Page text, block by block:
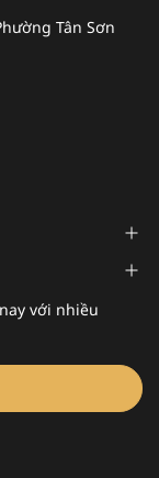
Tân Sơn
với nhiều